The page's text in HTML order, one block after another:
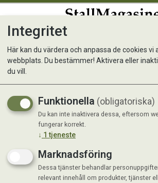
Acme visselpipa
641
Integritet
Här kan du värdera och anpassa de cookies vi
webbplats. Du bestämmer! Aktivera eller
du vill.
Funktionella (obligatoriska)
Du kan inte inaktivera dessa, eftersom
fungerar korrekt.
↓ 1 tjeneste
Marknadsföring
Dessa tjänster behandlar
relevant innehåll om produkter, tjänster